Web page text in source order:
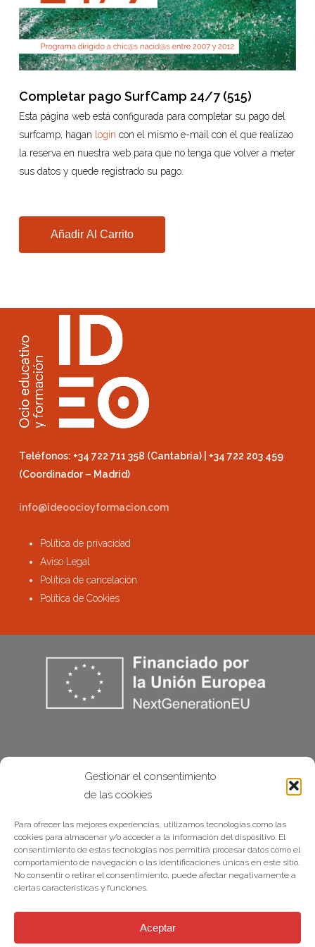
Gestionar el consentimiento
de las cookies
Para ofrecer las mejores experiencias, utilizamos tecnologías como las
cookies para almacenar y/o acceder a la información del dispositivo. El
consentimiento de estas tecnologías nos permitirá procesar datos como el
comportamiento de navegación o las identificaciones únicas en este sitio.
No consentir o retirar el consentimiento, puede afectar negativamente a
ciertas características y funciones.
Aceptar
Completar pago SurfCamp 24/7 (515)
Esta página web está configurada para completar su pago del
surfcamp, hagan login con el mismo e-mail con el que realizao
la reserva en nuestra web para que no tenga que volver a meter
sus datos y quede registrado su pago.
Añadir Al Carrito
Teléfonos: +34 722 711 358 (Cantabria) | +34 722 203 459
(Coordinador – Madrid)
info@ideoocioyformacion.com
Política de privacidad
Aviso Legal
Política de cancelación
Política de Cookies